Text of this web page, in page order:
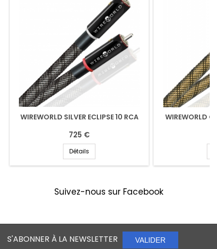
WIREWORLD SILVER ECLIPSE 10 RCA
725 €
Détails
WIREWORLD
Suivez-nous sur Facebook
S'ABONNER À LA NEWSLETTER VALIDER